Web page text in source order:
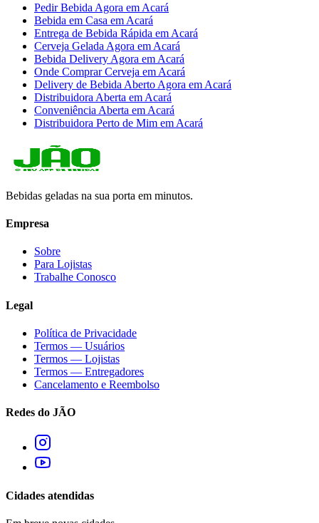
Pedir Bebida Agora em Acará
Bebida em Casa em Acará
Entrega de Bebida Rápida em Acará
Cerveja Gelada Agora em Acará
Bebida Delivery Agora em Acará
Onde Comprar Cerveja em Acará
Delivery de Bebida Aberto Agora em Acará
Distribuidora Aberta em Acará
Conveniência Aberta em Acará
Distribuidora Perto de Mim em Acará
Bebidas geladas na sua porta em minutos.
Empresa
Sobre
Para Lojistas
Trabalhe Conosco
Legal
Política de Privacidade
Termos — Usuários
Termos — Lojistas
Termos — Entregadores
Cancelamento e Reembolso
Redes do JÃO
Cidades atendidas